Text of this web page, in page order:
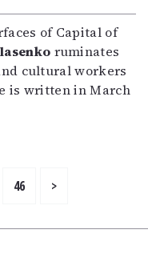
of Capital of
ruminates
cultural workers
is written in March
46 >